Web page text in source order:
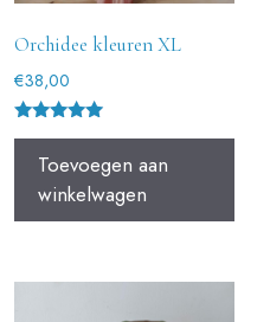
Orchidee kleuren XL
€38,00
Toevoegen aan
winkelwagen